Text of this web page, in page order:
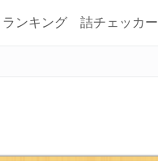
ランキング 詰チェッカー